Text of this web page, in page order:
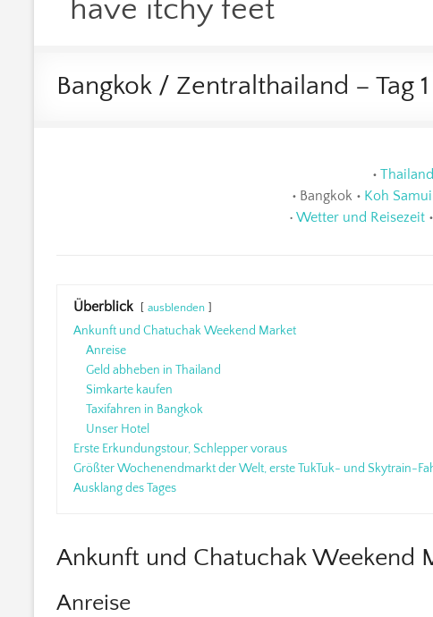
have itchy feet
Bangkok / Zentralthailand – Tag 1
•
•Bangkok • Koh Samui
•Wetter und Reisezeit •
Überblick ausblenden
Ankunft und Chatuchak Weekend Market
Anreise
Geld abheben in Thailand
Simkarte kaufen
Taxifahren in Bangkok
Unser Hotel
Erste Erkundungstour, Schlepper voraus
Größter Wochenendmarkt der Welt, erste TukTuk- und Skytrain-
Ausklang des Tages
Ankunft und Chatuchak Weekend
Anreise